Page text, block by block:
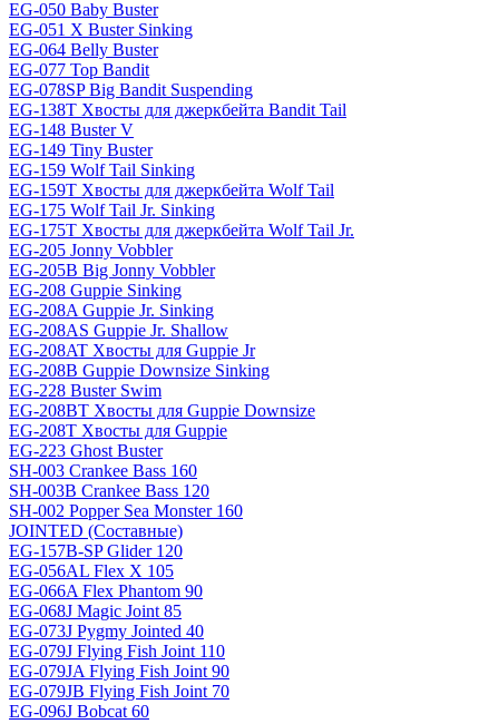
EG-050 Baby Buster
EG-051 X Buster Sinking
EG-064 Belly Buster
EG-077 Top Bandit
EG-078SP Big Bandit Suspending
EG-138T Хвосты для джеркбейта Bandit Tail
EG-148 Buster V
EG-149 Tiny Buster
EG-159 Wolf Tail Sinking
EG-159T Хвосты для джеркбейта Wolf Tail
EG-175 Wolf Tail Jr. Sinking
EG-175T Хвосты для джеркбейта Wolf Tail Jr.
EG-205 Jonny Vobbler
EG-205B Big Jonny Vobbler
EG-208 Guppie Sinking
EG-208A Guppie Jr. Sinking
EG-208AS Guppie Jr. Shallow
EG-208AT Хвосты для Guppie Jr
EG-208B Guppie Downsize Sinking
EG-228 Buster Swim
EG-208BT Хвосты для Guppie Downsize
EG-208T Хвосты для Guppie
EG-223 Ghost Buster
SH-003 Crankee Bass 160
SH-003B Crankee Bass 120
SH-002 Popper Sea Monster 160
JOINTED (Составные)
EG-157B-SP Glider 120
EG-056AL Flex X 105
EG-066A Flex Phantom 90
EG-068J Magic Joint 85
EG-073J Pygmy Jointed 40
EG-079J Flying Fish Joint 110
EG-079JA Flying Fish Joint 90
EG-079JB Flying Fish Joint 70
EG-096J Bobcat 60